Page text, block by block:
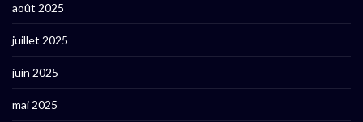
août 2025
juillet 2025
juin 2025
mai 2025